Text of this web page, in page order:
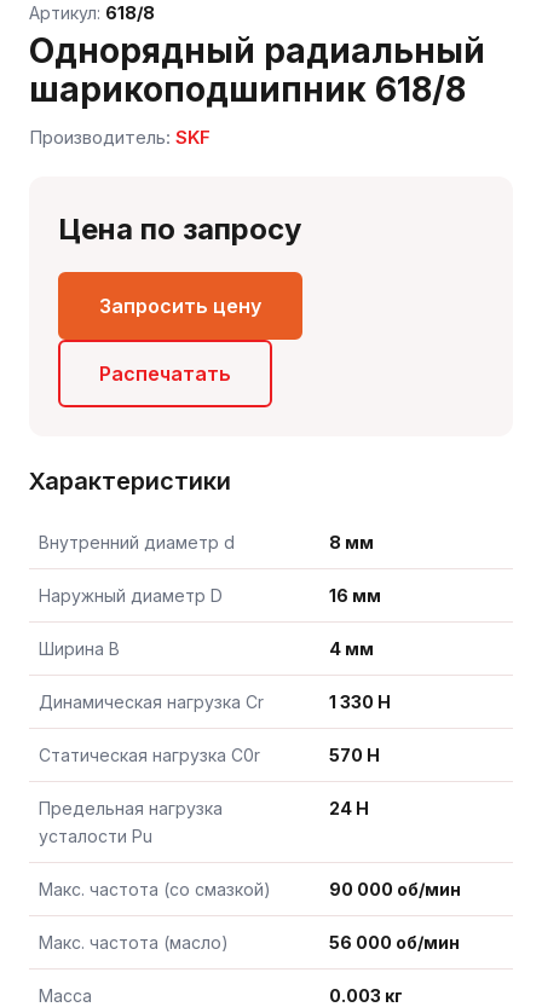
Артикул: 618/8
Однорядный радиальный
шарикоподшипник 618/8
Производитель: SKF
Цена по запросу
Запросить цену
Распечатать
Характеристики
Внутренний диаметр d 8 мм
Наружный диаметр D 16 мм
Ширина B 4 мм
Динамическая нагрузка Cr 1 330 Н
Статическая нагрузка C0r 570 Н
Предельная нагрузка
усталости Pu
24 Н
Макс. частота (со смазкой) 90 000 об/мин
Макс. частота (масло) 56 000 об/мин
Масса 0.003 кг